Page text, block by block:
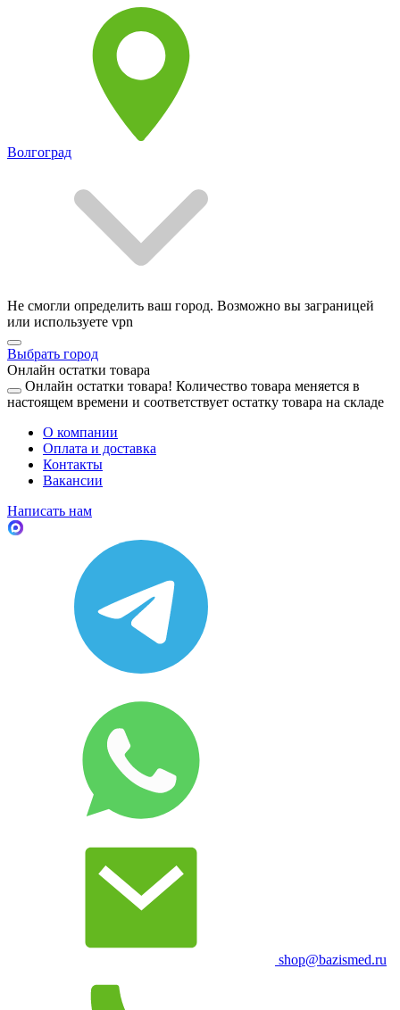
Волгоград
Не смогли определить ваш город. Возможно вы заграницей
или используете vpn
Выбрать город
Онлайн остатки товара
Онлайн остатки товара! Количество товара меняется в
настоящем времени и соответствует остатку товара на складе
О компании
Оплата и доставка
Контакты
Вакансии
Написать нам
shop@bazismed.ru